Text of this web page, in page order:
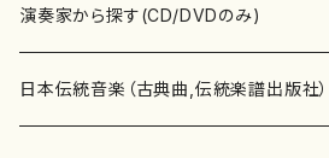
書籍
テキストブック
CD・DVD
チケット
箏・琴（ソロ）
箏・琴（合奏）
合唱
混声合唱
歌・声
あ行
青木省三(アオキ ショウゾウ)
か行
演奏家から探す(CD/DVDのみ)
邦楽（箏、三味線、尺八等）演奏家
日本伝統音楽（古典曲,伝統楽譜出版社）